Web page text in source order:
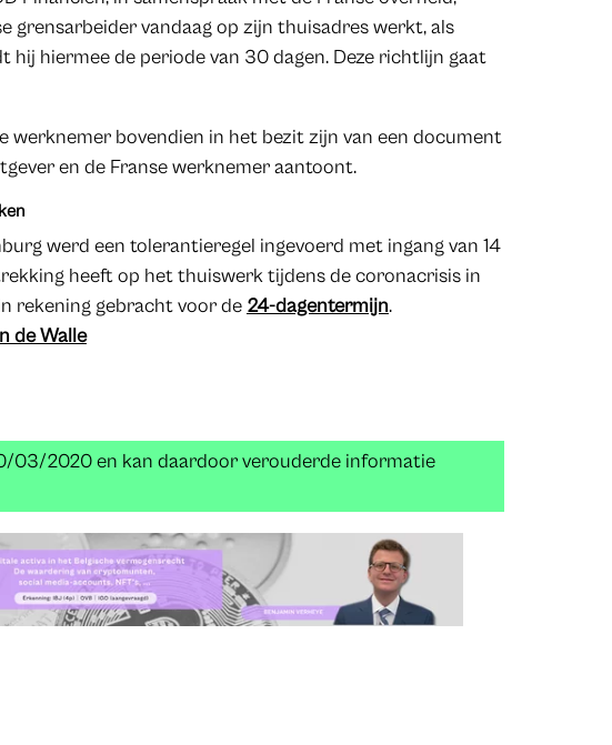
grensarbeider vandaag op zijn thuisadres werkt, als
hiermee de periode van 30 dagen. Deze richtlijn gaat
werknemer bovendien in het bezit zijn van een document
en de Franse werknemer aantoont.
werd een tolerantieregel ingevoerd met ingang van 14
heeft op het thuiswerk tijdens de coronacrisis in
rekening gebracht voor de 24-dagentermijn.
de Walle
03/2020 en kan daardoor verouderde informatie